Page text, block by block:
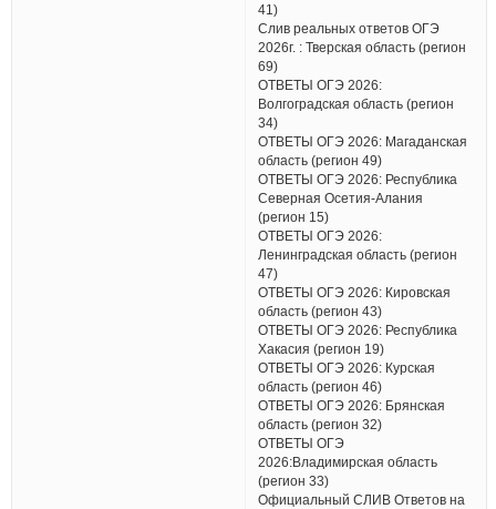
41)
Слив реальных ответов ОГЭ
2026г. : Тверская область (регион
69)
ОТВЕТЫ ОГЭ 2026:
Волгоградская область (регион
34)
ОТВЕТЫ ОГЭ 2026: Магаданская
область (регион 49)
ОТВЕТЫ ОГЭ 2026: Республика
Северная Осетия-Алания
(регион 15)
ОТВЕТЫ ОГЭ 2026:
Ленинградская область (регион
47)
ОТВЕТЫ ОГЭ 2026: Кировская
область (регион 43)
ОТВЕТЫ ОГЭ 2026: Республика
Хакасия (регион 19)
ОТВЕТЫ ОГЭ 2026: Курская
область (регион 46)
ОТВЕТЫ ОГЭ 2026: Брянская
область (регион 32)
ОТВЕТЫ ОГЭ
2026:Владимирская область
(регион 33)
Официальный СЛИВ Ответов на